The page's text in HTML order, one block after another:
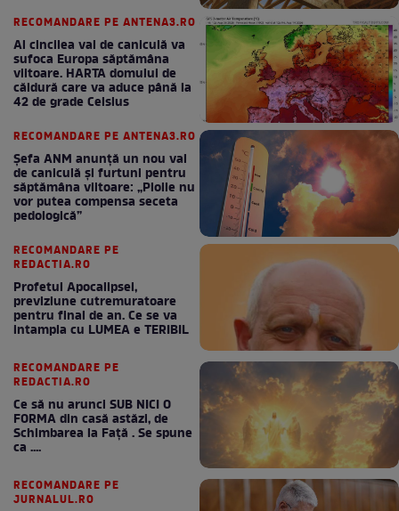
RECOMANDARE PE ANTENA3.RO
Al cincilea val de caniculă va
sufoca Europa săptămâna
viitoare. HARTA domului de
căldură care va aduce până la
42 de grade Celsius
RECOMANDARE PE ANTENA3.RO
Șefa ANM anunță un nou val
de caniculă și furtuni pentru
săptămâna viitoare: „Ploile nu
vor putea compensa seceta
pedologică”
RECOMANDARE PE
REDACTIA.RO
Profetul Apocalipsei,
previziune cutremuratoare
pentru final de an. Ce se va
intampla cu LUMEA e TERIBIL
RECOMANDARE PE
REDACTIA.RO
Ce să nu arunci SUB NICI O
FORMA din casă astăzi, de
Schimbarea la Față . Se spune
ca ....
RECOMANDARE PE
JURNALUL.RO